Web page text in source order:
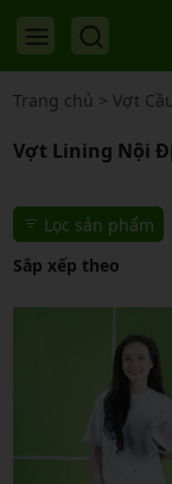
Trang chủ > Vợt
Vợt Lining Nội
Lọc sản phẩm
Sắp xếp theo